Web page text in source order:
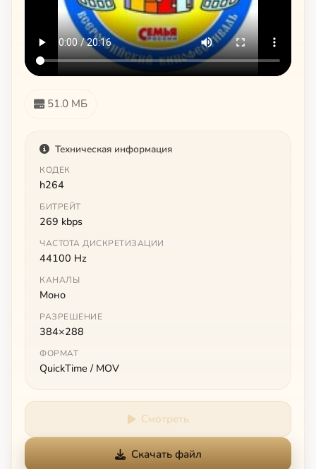
51.0 МБ
Техническая информация
КОДЕК
h264
БИТРЕЙТ
269 kbps
ЧАСТОТА ДИСКРЕТИЗАЦИИ
44100 Hz
КАНАЛЫ
Моно
РАЗРЕШЕНИЕ
384×288
ФОРМАТ
QuickTime / MOV
Смотреть
Скачать файл